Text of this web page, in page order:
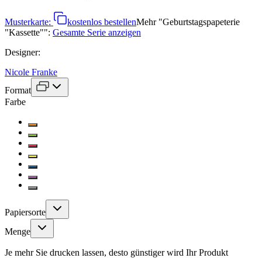
Musterkarte: kostenlos bestellenMehr"Geburtstagspapeterie
"Kassette"": Gesamte Serie anzeigen
Designer:
Nicole Franke
Format
Farbe
Papiersorte
Menge
Je mehr Sie drucken lassen, desto günstiger wird Ihr Produkt